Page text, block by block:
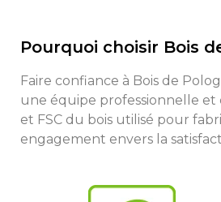
Pourquoi choisir Bois
Faire confiance à Bois de
une équipe professionnelle et
et FSC du bois utilisé pour
engagement envers la